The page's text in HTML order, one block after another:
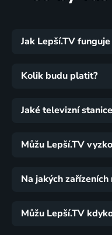
Jak Lepší.TV
Kolik budu platit?
Jaké televizní
Můžu Lepší.TV
Na jakých
Můžu Lepší.TV